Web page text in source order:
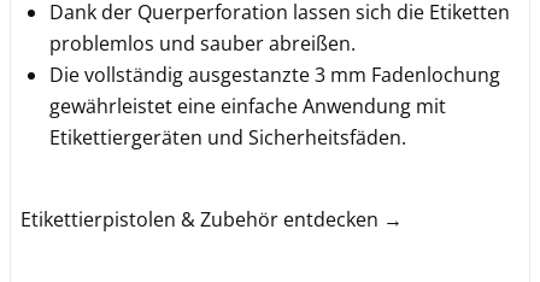
Dank der Querperforation lassen sich die Etiketten
problemlos und sauber abreißen.
Die vollständig ausgestanzte 3 mm Fadenlochung
gewährleistet eine einfache Anwendung mit
Etikettiergeräten und Sicherheitsfäden.
Etikettierpistolen & Zubehör entdecken →